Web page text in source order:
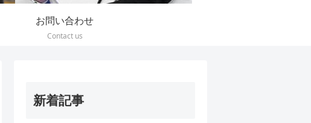
お問い合わせ
Contact us
新着記事